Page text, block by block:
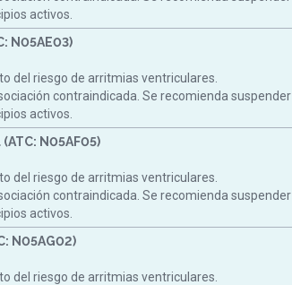
activos.
N05AE03)
del riesgo de arritmias ventriculares.
contraindicada. Se recomienda suspender
activos.
N05AF05)
del riesgo de arritmias ventriculares.
contraindicada. Se recomienda suspender
activos.
N05AG02)
del riesgo de arritmias ventriculares.